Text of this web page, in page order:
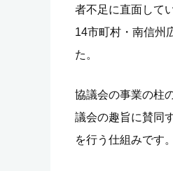
者不足に直面して
14市町村・南信州
た。
協議会の事業の柱
議会の趣旨に賛同
を行う仕組みです。